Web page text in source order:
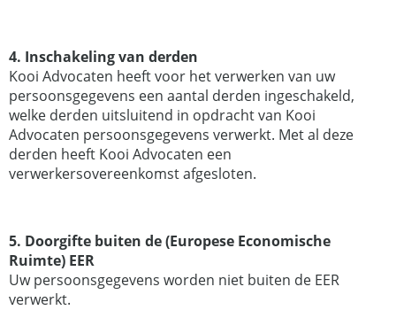
4. Inschakeling van derden
Kooi Advocaten heeft voor het verwerken van uw
persoonsgegevens een aantal derden ingeschakeld,
welke derden uitsluitend in opdracht van Kooi
Advocaten persoonsgegevens verwerkt. Met al deze
derden heeft Kooi Advocaten een
verwerkersovereenkomst afgesloten.
5. Doorgifte buiten de (Europese Economische
Ruimte) EER
Uw persoonsgegevens worden niet buiten de EER
verwerkt.